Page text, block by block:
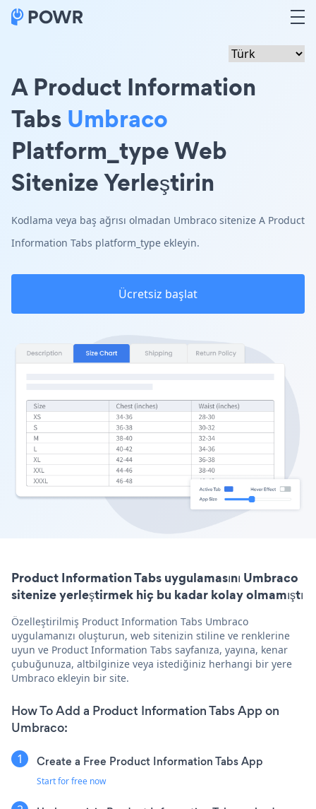
A Product Information
Tabs Umbraco
Platform_type Web
Sitenize Yerleştirin
Kodlama veya baş ağrısı olmadan Umbraco sitenize A Product
Information Tabs platform_type ekleyin.
Ücretsiz başlat
Product Information Tabs uygulamasını Umbraco
sitenize yerleştirmek hiç bu kadar kolay olmamıştı
Özelleştirilmiş Product Information Tabs Umbraco
uygulamanızı oluşturun, web sitenizin stiline ve renklerine
uyun ve Product Information Tabs sayfanıza, yayına, kenar
çubuğunuza, altbilginize veya istediğiniz herhangi bir yere
Umbraco ekleyin bir site.
How To Add a Product Information Tabs App on
Umbraco:
Create a Free Product Information Tabs App
Start for free now